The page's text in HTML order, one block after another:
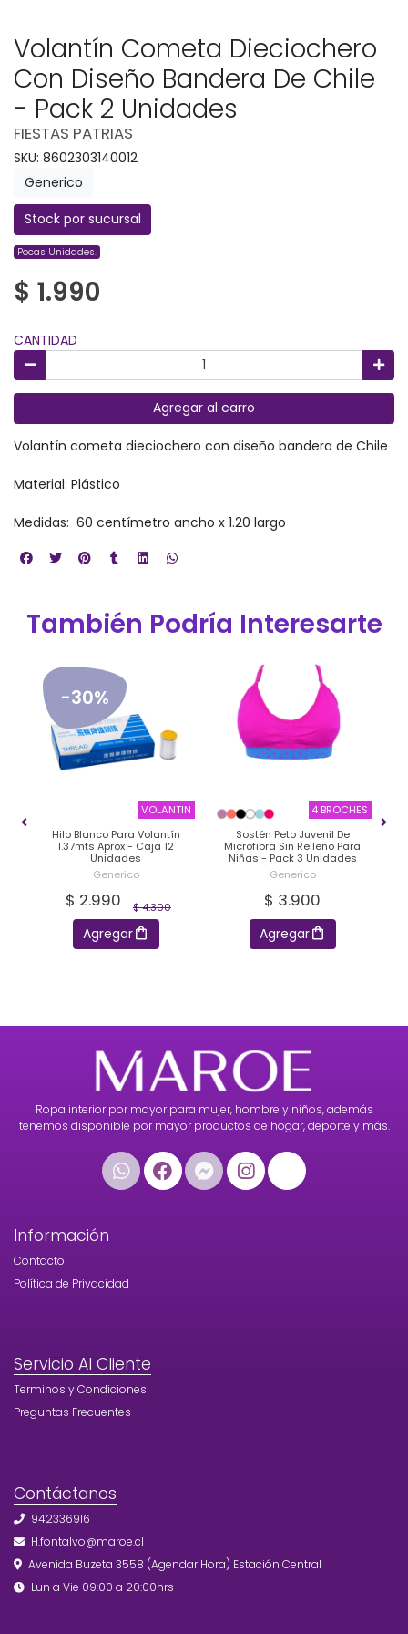
Volantín Cometa Dieciochero
Con Diseño Bandera De Chile
- Pack 2 Unidades
FIESTAS PATRIAS
SKU: 8602303140012
Generico
Stock por sucursal
Pocas Unidades.
$ 1.990
CANTIDAD
Agregar al carro
Volantín cometa dieciochero con diseño bandera de Chile
Material: Plástico
Medidas: 60 centímetro ancho x 1.20 largo
También Podría Interesarte
-30%
VOLANTIN
Hilo Blanco Para Volantín
1.37mts Aprox - Caja 12
Unidades
Generico
$ 4.300
$ 2.990
Agregar
4 BROCHES
Sostén Peto Juvenil De
Microfibra Sin Relleno Para
Niñas - Pack 3 Unidades
Generico
$ 3.900
Agregar
Ropa interior por mayor para mujer, hombre y niños, además
tenemos disponible por mayor productos de hogar, deporte y más.
Información
Contacto
Política de Privacidad
Servicio Al Cliente
Terminos y Condiciones
Preguntas Frecuentes
Contáctanos
942336916
H.fontalvo@maroe.cl
Avenida Buzeta 3558 (Agendar Hora) Estación Central
Lun a Vie 09:00 a 20:00hrs